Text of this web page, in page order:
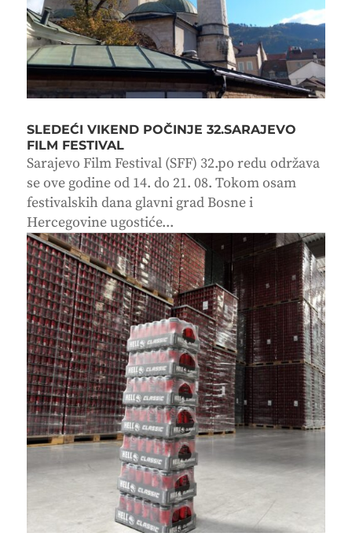
SLEDEĆI VIKEND POČINJE 32.SARAJEVO
FILM FESTIVAL
Sarajevo Film Festival (SFF) 32.po redu održava
se ove godine od 14. do 21. 08. Tokom osam
festivalskih dana glavni grad Bosne i
Hercegovine ugostiće...